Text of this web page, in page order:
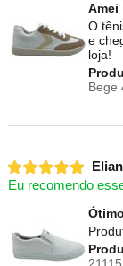
Amei
O
e
loja!
Bege
Eu recomendo